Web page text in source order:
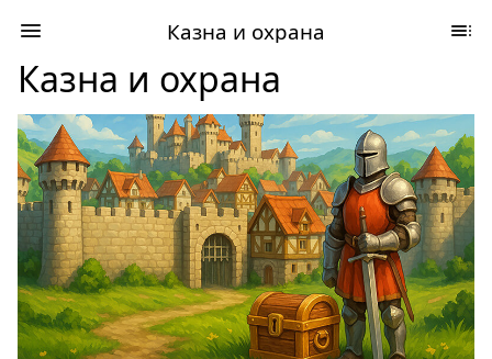
Казна и охрана
Казна и охрана